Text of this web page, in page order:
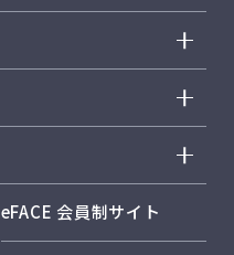
eFACE 会員制サイト